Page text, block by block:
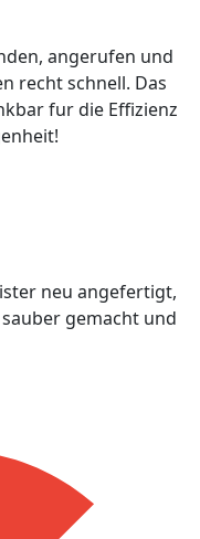
angerufen und
recht schnell. Das
fur die Effizienz
neu angefertigt,
gemacht und